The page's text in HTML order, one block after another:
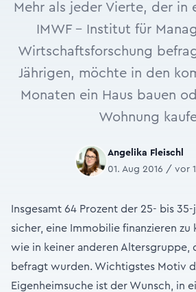
Mehr als jeder Vierte, der in
IMWF - Institut für
Wirtschaftsforschung
Jährigen, möchte in den
Monaten ein Haus bauen
Wohnung
Angelika Fleischl
01. Aug 2016 / vor
Insgesamt 64 Prozent der 25- bis
sicher, eine Immobilie finanzieren zu
wie in keiner anderen Altersgruppe,
befragt wurden. Wichtigstes Motiv
Eigenheimsuche ist der Wunsch, in